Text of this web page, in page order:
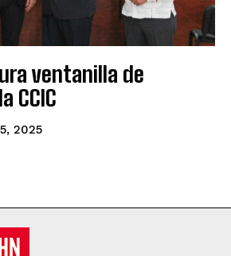
ventanilla de
CCIC
2025